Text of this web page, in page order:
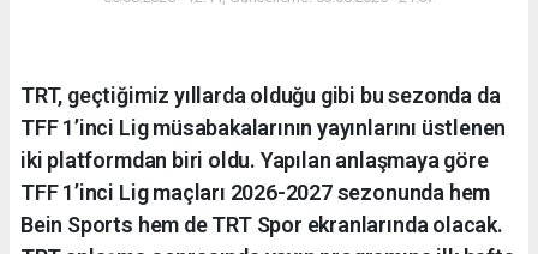
TRT, geçtiğimiz yıllarda olduğu gibi bu sezonda da
TFF 1’inci Lig müsabakalarının yayınlarını üstlenen
iki platformdan biri oldu. Yapılan anlaşmaya göre
TFF 1’inci Lig maçları 2026-2027 sezonunda hem
Bein Sports hem de TRT Spor ekranlarında olacak.